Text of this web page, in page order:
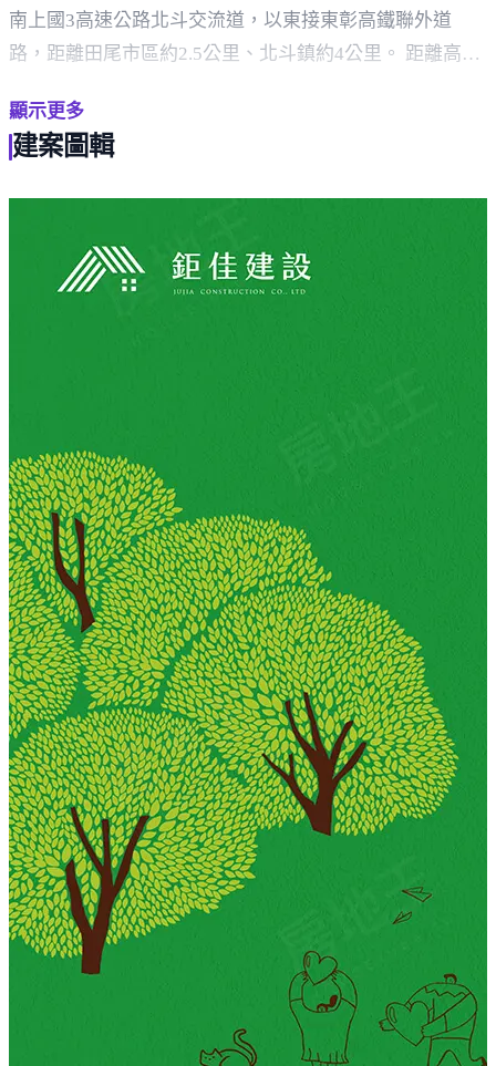
南上國3高速公路北斗交流道，以東接東彰高鐵聯外道
路，距離田尾市區約2.5公里、北斗鎮約4公里。 距離高鐵
(二) 基地位於田尾鄉東南方，近永靖、田尾及北斗鎮市
區，周遭有火車站、彰化高鐵、公所、 圖書館、國中小
(三) 規劃臨路7米大面寬側院停車2戶、5米6社區型半室內
停車10戶。
顯示更多
建案圖輯